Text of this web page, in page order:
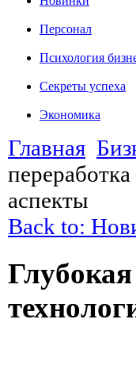
Персонал
Психология
Секреты успеха
Экономика
Главная
аспекты
Back to: